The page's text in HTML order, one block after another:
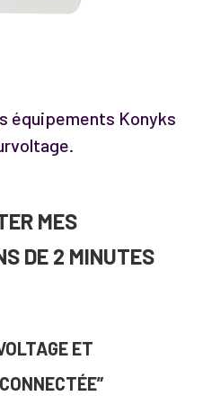
équipements Konyks
MES
DE 2 MINUTES
ET